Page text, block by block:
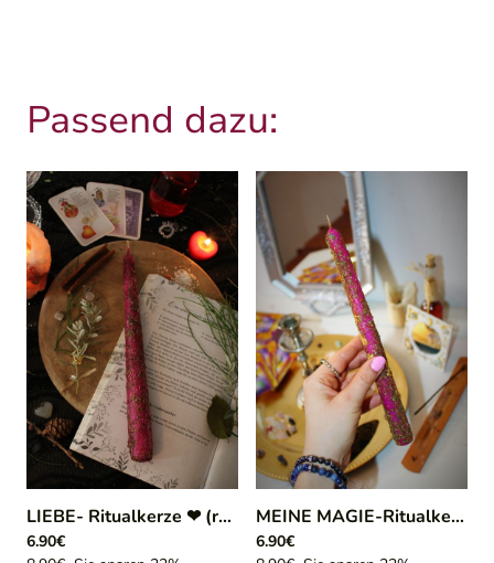
Passend dazu:
LIEBE- Ritualkerze ❤ (rosa) |117/12
6.90€
MEINE MAGIE-Ritualkerze
6.90€